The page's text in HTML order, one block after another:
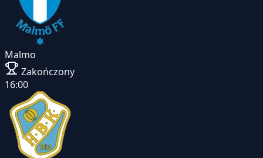
Malmo
Zakończony
16:00